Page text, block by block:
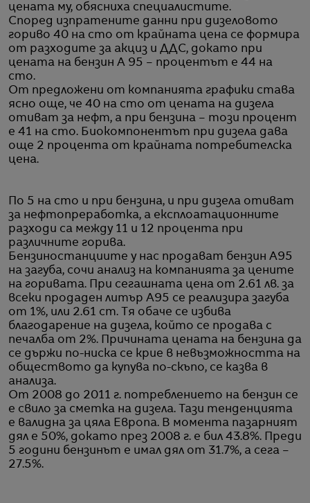
цената му, обясниха специалистите.
Според изпратените данни при дизеловото
гориво 40 на сто от крайната цена се формира
от разходите за акциз и ДДС, докато при
цената на бензин А 95 – процентът е 44 на
сто.
От предложени от компанията графики става
ясно още, че 40 на сто от цената на дизела
отиват за нефт, а при бензина – този процент
е 41 на сто. Биокомпонентът при дизела дава
още 2 процента от крайната потребителска
цена.
По 5 на сто и при бензина, и при дизела отиват
за нефтопреработка, а експлоатационните
разходи са между 11 и 12 процента при
различните горива.
Бензиностанциите у нас продават бензин А95
на загуба, сочи анализ на компанията за цените
на горивата. При сегашната цена от 2.61 лв. за
всеки продаден литър А95 се реализира загуба
от 1%, или 2.61 ст. Тя обаче се избива
благодарение на дизела, който се продава с
печалба от 2%. Причината цената на бензина да
се държи по-ниска се крие в невъзможността на
обществото да купува по-скъпо, се казва в
анализа.
От 2008 до 2011 г. потреблението на бензин се
е свило за сметка на дизела. Тази тенденцията
е валидна за цяла Европа. В момента пазарният
дял е 50%, докато през 2008 г. е бил 43.8%. Преди
5 години бензинът е имал дял от 31.7%, а сега –
27.5%.